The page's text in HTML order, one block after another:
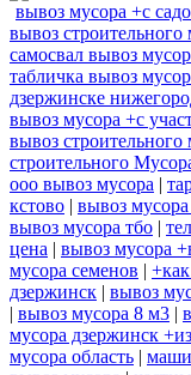
вывоз мусора +с
вывоз
самосвал вывоз
табличка вывоз
дзержинске
вывоз мусора +с
вывоз
строительного
ооо вывоз мусора |
кстово | вывоз
вывоз мусора тбо |
цена | вывоз мусора
мусора семенов |
дзержинск | вывоз
| вывоз мусора 8 м3 |
мусора дзержинск
мусора область |